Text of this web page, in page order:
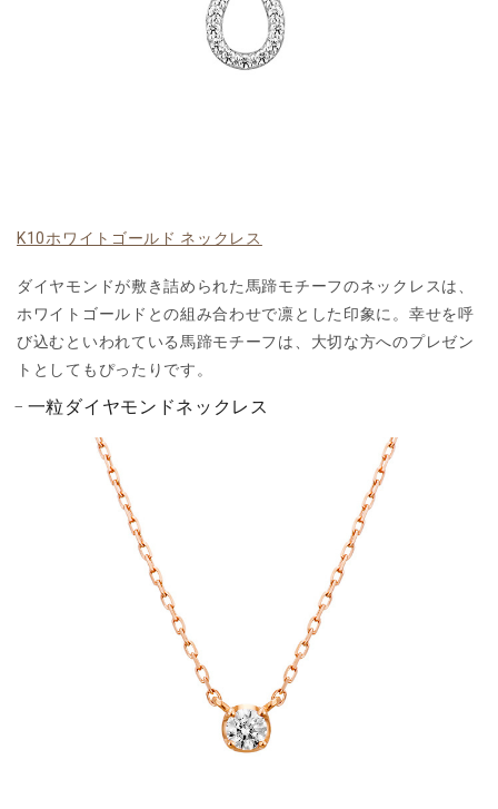
K10ホワイトゴールド ネックレス
ダイヤモンドが敷き詰められた馬蹄モチーフのネックレスは、
ホワイトゴールドとの組み合わせで凛とした印象に。幸せを呼
び込むといわれている馬蹄モチーフは、大切な方へのプレゼン
トとしてもぴったりです。
一粒ダイヤモンドネックレス